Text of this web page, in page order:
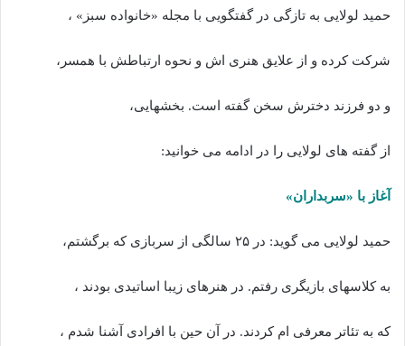
حمید لولایی به تازگی در گفتگویی با مجله «خانواده سبز» ،
شرکت کرده و از علایق هنری اش و نحوه ارتباطش با همسر،
و دو فرزند دخترش سخن گفته است. بخشهایی،
از گفته های لولایی را در ادامه می خوانید:
آغاز با «سربداران»
حمید لولایی می گوید: در ۲۵ سالگی از سربازی که برگشتم،
به کلاسهای بازیگری رفتم. در هنرهای زیبا اساتیدی بودند ،
که به تئاتر معرفی ام کردند. در آن حین با افرادی آشنا شدم ،